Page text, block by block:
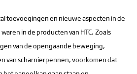
toevoegingen en nieuwe aspecten in de
in de producten van HTC. Zoals
van de opengaande beweging,
van scharnierpennen, voorkomen dat